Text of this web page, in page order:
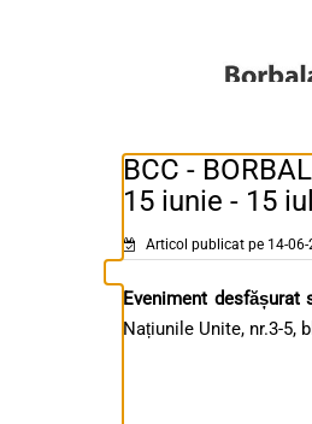
BCC -
15 iunie - 15
Articol publicat pe 14-06-
Eveniment desfășurat
Națiunile Unite, nr.3-5,